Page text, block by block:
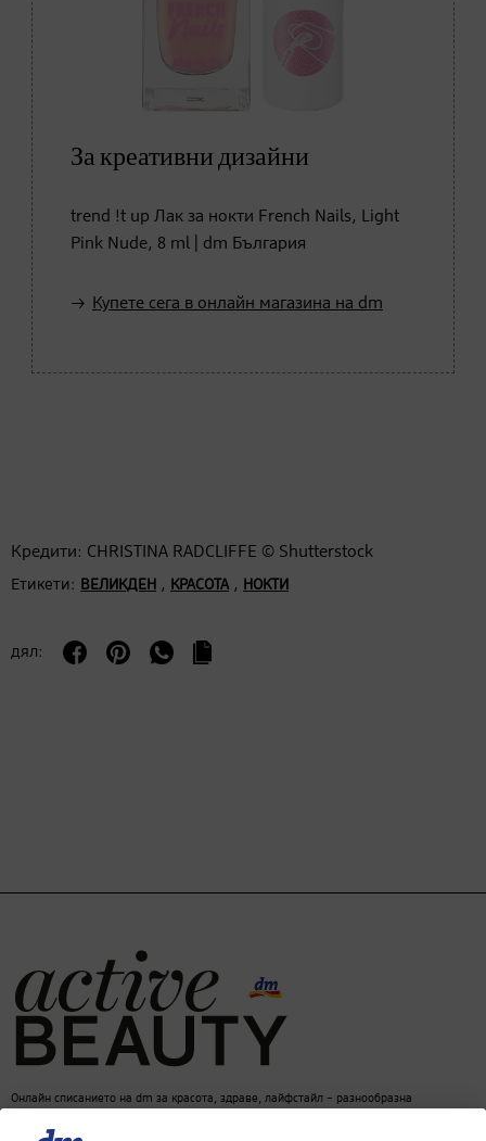
За креативни дизайни
trend !t up Лак за нокти French Nails, Light
Pink Nude, 8 ml | dm България
Купете сега в онлайн магазина на dm
Кредити: CHRISTINA RADCLIFFE © Shutterstock
Етикети: ВЕЛИКДЕН , КРАСОТА, НОКТИ
дял:
Онлайн списанието на dm за красота, здраве, лайфстайл – разнообразна